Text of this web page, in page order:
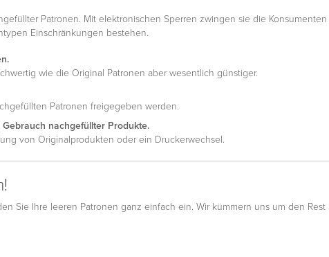
Patronen. Mit elektronischen Sperren zwingen sie die
Einschränkungen bestehen.
wie die Original Patronen aber wesentlich günstiger.
Patronen freigegeben werden.
nachgefüllter Produkte.
von Originalprodukten oder ein Druckerwechsel.
Sie Ihre leeren Patronen ganz einfach ein. Wir kümmern uns um den